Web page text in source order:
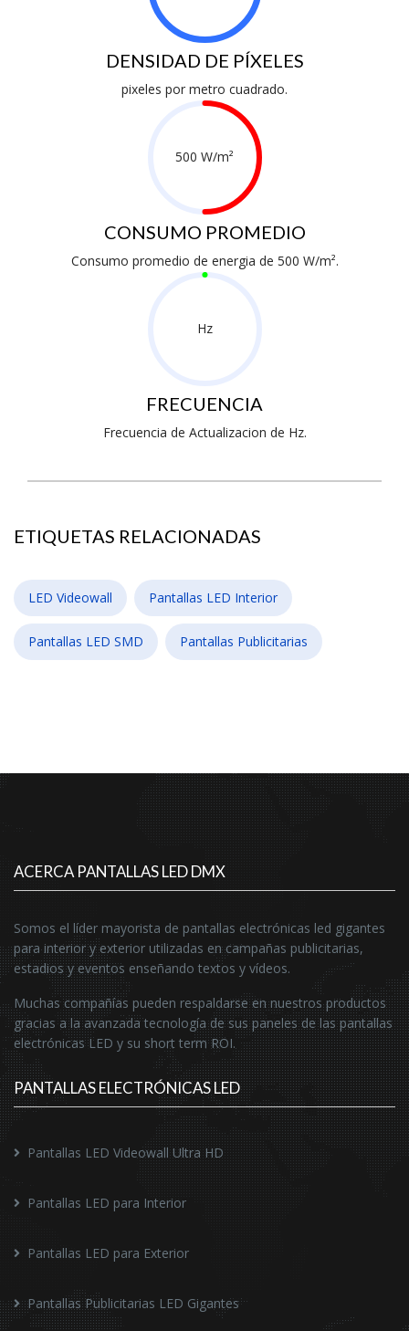
DENSIDAD DE PÍXELES
pixeles por metro cuadrado.
500 W/m²
CONSUMO PROMEDIO
Consumo promedio de energia de 500 W/m².
Hz
FRECUENCIA
Frecuencia de Actualizacion de Hz.
ETIQUETAS RELACIONADAS
LED Videowall Pantallas LED Interior
Pantallas LED SMD Pantallas Publicitarias
ACERCA PANTALLAS LED DMX
Somos el líder mayorista de pantallas electrónicas led gigantes
para interior y exterior utilizadas en campañas publicitarias,
estadios y eventos enseñando textos y vídeos.
Muchas compañías pueden respaldarse en nuestros productos
gracias a la avanzada tecnología de sus paneles de las pantallas
electrónicas LED y su short term ROI.
PANTALLAS ELECTRÓNICAS LED
Pantallas LED Videowall Ultra HD
Pantallas LED para Interior
Pantallas LED para Exterior
Pantallas Publicitarias LED Gigantes